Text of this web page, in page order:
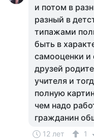
и потом в
разный в
типажами
быть в
самооценки и
друзей
учителя и
полную
чем надо
гражданин
12 лет 1